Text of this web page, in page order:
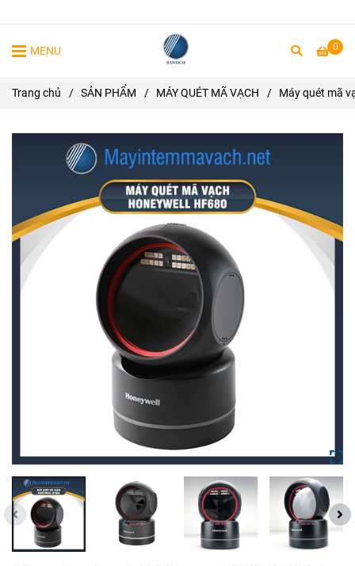
0
MENU
Trang chủ / SẢN PHẨM / MÁY QUÉT MÃ VẠCH / Máy quét mã